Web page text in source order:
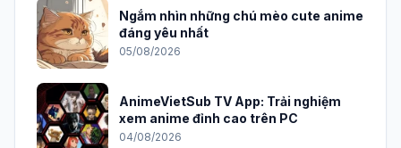
Ngắm nhìn những chú mèo cute anime
đáng yêu nhất
05/08/2026
AnimeVietSub TV App: Trải nghiệm
xem anime đỉnh cao trên PC
04/08/2026